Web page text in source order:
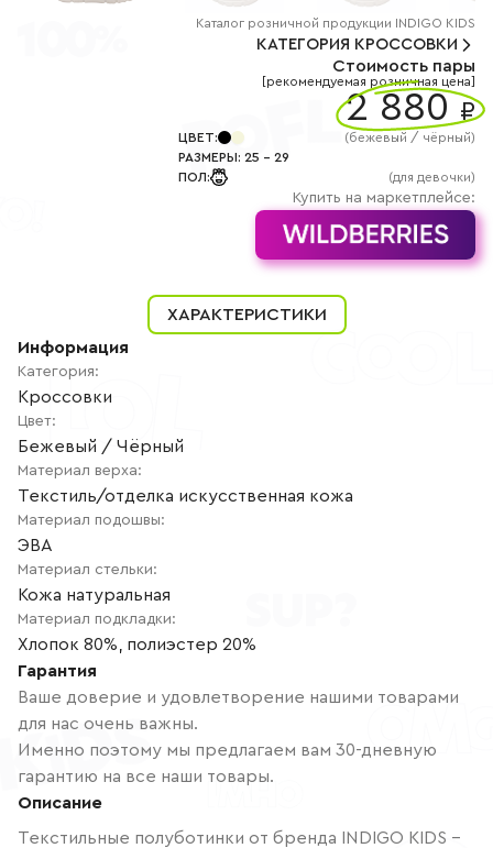
+7
АВТОРИЗАЦИЯ
РЕГИСТРАЦИЯ
Каталог розничной продукции INDIGO KIDS
КАТЕГОРИЯ КРОССОВКИ
Стоимость пары
[рекомендуемая розничная цена]
2 880 ₽
ЦВЕТ: (бежевый / чёрный)
РАЗМЕРЫ: 25 - 29
ПОЛ: (для девочки)
Купить на маркетплейсе:
ХАРАКТЕРИСТИКИ
Информация
Категория:
Кроссовки
Цвет:
Бежевый / Чёрный
Материал верха:
Текстиль/отделка искусственная кожа
Материал подошвы:
ЭВА
Материал стельки:
Кожа натуральная
Материал подкладки:
Хлопок 80%, полиэстер 20%
Гарантия
Ваше доверие и удовлетворение нашими товарами
для нас очень важны.
Именно поэтому мы предлагаем вам 30-дневную
гарантию на все наши товары.
Описание
Текстильные полуботинки от бренда INDIGO KIDS –